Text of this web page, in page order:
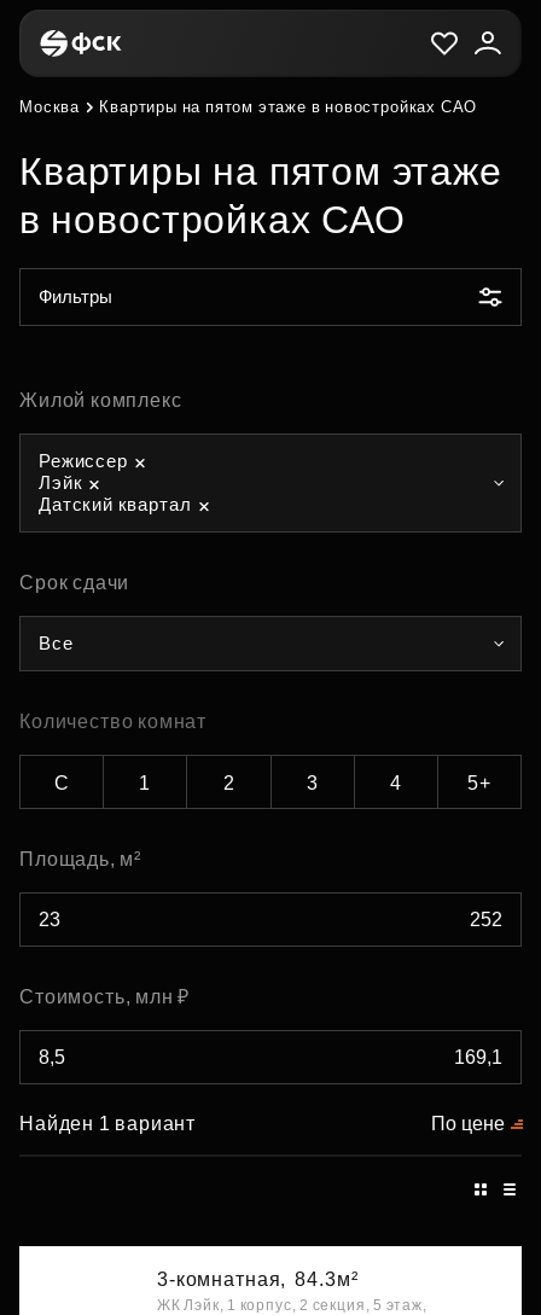
Москва Квартиры на пятом этаже в новостройках САО
Квартиры на пятом этаже
в новостройках САО
Фильтры
Жилой комплекс
Режиссер
Лэйк
Датский квартал
Срок сдачи
Все
Количество комнат
С 1 2 3 4 5+
Площадь, м²
Стоимость, млн ₽
Найден 1 вариант По цене
3-комнатная, 84.3м²
ЖК Лэйк, 1 корпус, 2 секция, 5 этаж,